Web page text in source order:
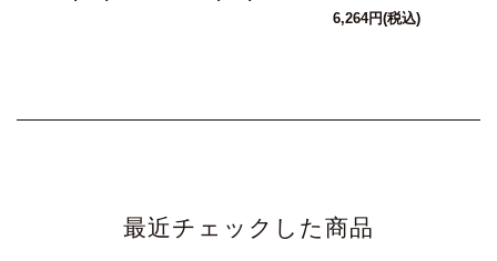
6,264円(税込)
最近チェックした商品